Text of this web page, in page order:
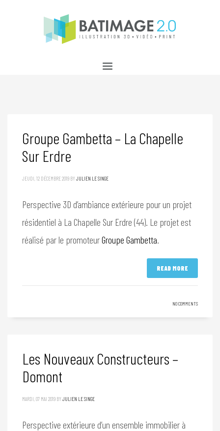
Groupe Gambetta – La Chapelle
Sur Erdre
JEUDI, 12 DÉCEMBRE 2019 BY JULIEN LE SINGE
Perspective 3D d’ambiance extérieure pour un projet
résidentiel à La Chapelle Sur Erdre (44). Le projet est
réalisé par le promoteurGroupe Gambetta.
READ MORE
NO COMMENTS
Les Nouveaux Constructeurs –
Domont
MARDI, 07 MAI 2019 BY JULIEN LE SINGE
Perspective extérieure d’un ensemble immobilier à